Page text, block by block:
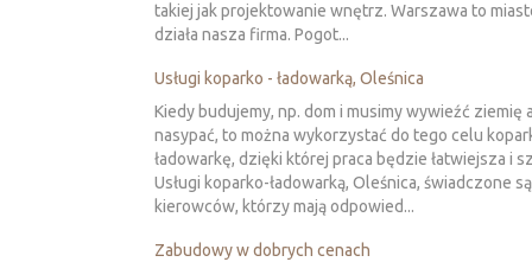
takiej jak projektowanie wnętrz. Warszawa to
działa nasza firma. Pogot...
Usługi koparko - ładowarką, Oleśnica
Kiedy budujemy, np. dom i musimy wywieźć ziemię
nasypać, to można wykorzystać do tego celu
ładowarkę, dzięki której praca będzie łatwiejsza i
Usługi koparko-ładowarką, Oleśnica, świadczone
kierowców, którzy mają odpowied...
Zabudowy w dobrych cenach